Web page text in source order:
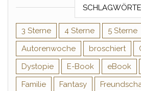
3 Sterne 4 Sterne 5 Sterne
Autorenwoche
broschiert
Dystopie
E-Book eBook
Familie
Fantasy